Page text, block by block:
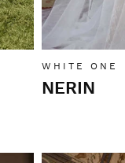
WHITE ONE
NERIN